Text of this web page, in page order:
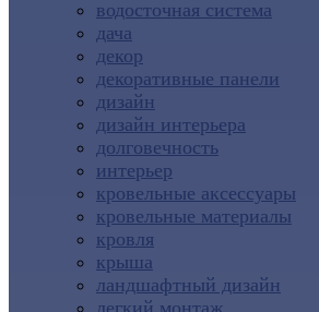
водосточная система
дача
декор
декоративные панели
дизайн
дизайн интерьера
долговечность
интерьер
кровельные аксессуары
кровельные материалы
кровля
крыша
ландшафтный дизайн
легкий монтаж